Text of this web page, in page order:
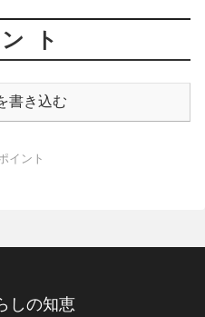
ト
書き込む
イント
しの知恵